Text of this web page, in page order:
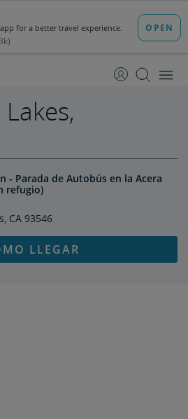
Contenido
Navegación
- Parada de Autobús en la Acera
refugio)
CA 93546
LLEGAR